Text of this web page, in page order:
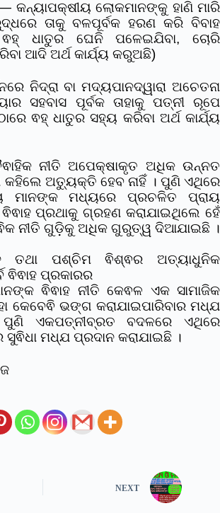
କନ୍ୟାପକ୍ଷୀୟ ଲୋକମାନଙ୍କୁ ହାଣି ମାରି
ତାକୁ ବଳପୂର୍ବକ ହରଣ କରି ବିବାହ
ଵହ୍ ଧାତୁର ଘେନି ପଳେଇଯିବା, ଚୋରି
ଆଦି ଅର୍ଥ କାର୍ଯ୍ୟ କରୁଅଛି)
ନିଦ୍ରା ବା ମଦ୍ୟପାନଦ୍ୱାରା ଅଚେତନା
ସହବାସ ପୂର୍ବକ ତାହାକୁ ପତ୍ନୀ ରୂପେ
ଵହ୍ ଧାତୁର ସହ୍ୟ କରିବା ଅର୍ଥ କାର୍ଯ୍ୟ
ନୀତି ଅପେକ୍ଷାକୃତ ଅଧିକ ଉନ୍ନତ
କହିଲେ ଅତ୍ୟୁକ୍ତି ହେବ ନାହିଁ । ପୁଣି ଏଥିରେ
ମାନଙ୍କ ମଧ୍ୟରେ ପ୍ରଚଳିତ ପ୍ରାୟ
ପ୍ରଥାକୁ ଗ୍ରହଣ କରାଯାଇଥିଲେ ହେଁ
ନୀତି ଗୁଡି଼କୁ ଅଧିକ ଗୁରୁତ୍ୱ ଦିଆଯାଇଛି ।
ତଥା ପଶ୍ଚିମ ଵିଶ୍ଵର ଅତ୍ୟାଧୁନିକ
ଵିଵାହ ପ୍ରକାରର
ଵିଵାହ ନୀତି କେଵଳ ଏକ ସାମାଜିକ
କେବେଵି ଭଙ୍ଗ କରାଯାଇପାରିବାର ମଧ୍ଯ
ଏକପତ୍ନୀବ୍ରତ ବଦଳରେ ଏଥିରେ
ମଧ୍ଯ ପ୍ରଦାନ କରାଯାଇଛି ।
NEXT